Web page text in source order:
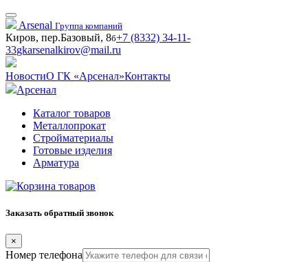
Arsenal Группа компаний
Киров, пер.Базовый, 8б+7 (8332) 34-11-
33gkarsenalkirov@mail.ru
НовостиО ГК «Арсенал»Контакты
Арсенал
Каталог товаров
Металлопрокат
Стройматериалы
Готовые изделия
Арматура
Заказать обратный звонок
×
Номер телефона